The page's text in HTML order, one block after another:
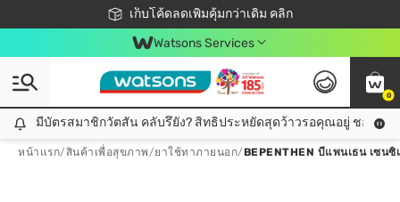
เก็บโค้ดลดเพิ่มคุ้มกว่าเดิม คลิก
ชอปออนไลน์ครั้งแรก ลดเพิ่มจุก ๆ 10%! 🎉
📦ส่งฟรี! เมื่อชอป 499฿
สมาชิกวัตสัน คลับดียังไง?
Watsons Services
0
มีบัตรสมาชิกวัตสัน คลับรึยัง? สิทธิประหยัดสุดว้าวรอคุณอยู่ ชอปคุ้มกว่าเดิม คลิก!
มีบัตรสมาชิกวัตสัน คลับรึยัง? สิทธิประหยัดสุดว้าวรอคุณอยู่ ชอปคุ้มก
หน้าแรก/สินค้าเพื่อสุขภาพ/ยาใช้ทาภายนอก/BEPENTHEN บีแพนเธน เซน